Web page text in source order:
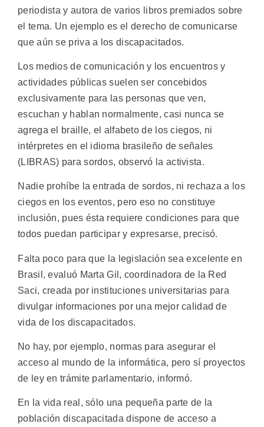
periodista y autora de varios libros premiados sobre
el tema. Un ejemplo es el derecho de comunicarse
que aún se priva a los discapacitados.
Los medios de comunicación y los encuentros y
actividades públicas suelen ser concebidos
exclusivamente para las personas que ven,
escuchan y hablan normalmente, casi nunca se
agrega el braille, el alfabeto de los ciegos, ni
intérpretes en el idioma brasileño de señales
(LIBRAS) para sordos, observó la activista.
Nadie prohíbe la entrada de sordos, ni rechaza a los
ciegos en los eventos, pero eso no constituye
inclusión, pues ésta requiere condiciones para que
todos puedan participar y expresarse, precisó.
Falta poco para que la legislación sea excelente en
Brasil, evaluó Marta Gil, coordinadora de la Red
Saci, creada por instituciones universitarias para
divulgar informaciones por una mejor calidad de
vida de los discapacitados.
No hay, por ejemplo, normas para asegurar el
acceso al mundo de la informática, pero sí proyectos
de ley en trámite parlamentario, informó.
En la vida real, sólo una pequeña parte de la
población discapacitada dispone de acceso a